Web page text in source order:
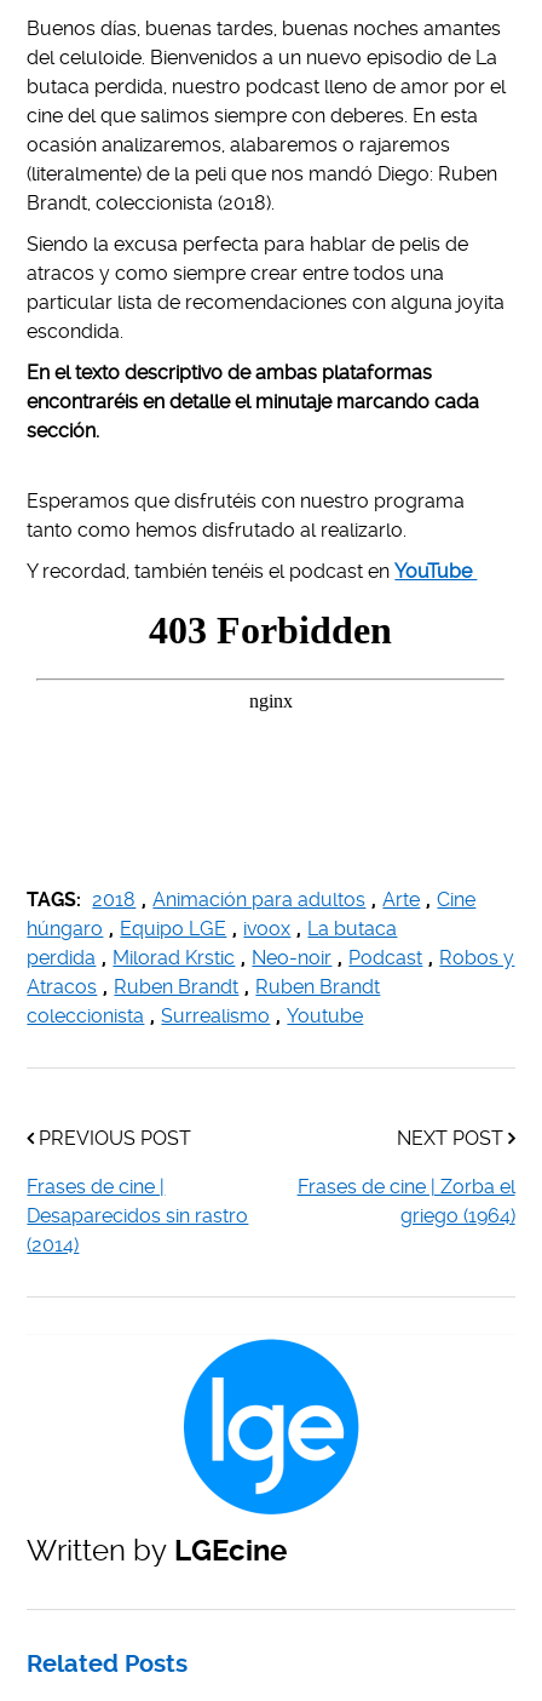
Buenos días, buenas tardes, buenas noches amantes
del celuloide. Bienvenidos a un nuevo episodio de La
butaca perdida, nuestro podcast lleno de amor por el
cine del que salimos siempre con deberes. En esta
ocasión analizaremos, alabaremos o rajaremos
(literalmente) de la peli que nos mandó Diego: Ruben
Brandt, coleccionista (2018).
Siendo la excusa perfecta para hablar de pelis de
atracos y como siempre crear entre todos una
particular lista de recomendaciones con alguna joyita
escondida.
En el texto descriptivo de ambas plataformas
encontraréis en detalle el minutaje marcando cada
sección.
Esperamos que disfrutéis con nuestro programa
tanto como hemos disfrutado al realizarlo.
Y recordad, también tenéis el podcast en YouTube
TAGS: 2018 , Animación para adultos , Arte , Cine
húngaro , Equipo LGE , ivoox , La butaca
perdida , Milorad Krstic , Neo-noir , Podcast , Robos y
Atracos , Ruben Brandt , Ruben Brandt
coleccionista , Surrealismo , Youtube
PREVIOUS POST
Frases de cine |
Desaparecidos sin rastro
(2014)
NEXT POST
Frases de cine | Zorba el
griego (1964)
Written by LGEcine
Related Posts